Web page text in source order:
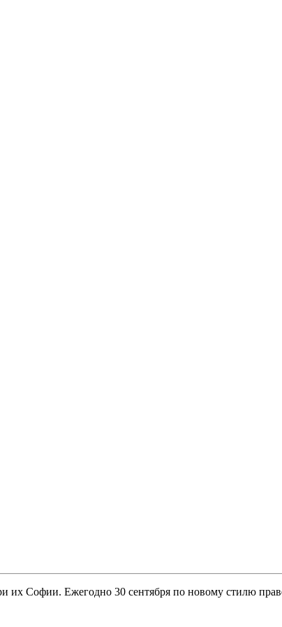
Софии. Ежегодно 30 сентября по новому стилю